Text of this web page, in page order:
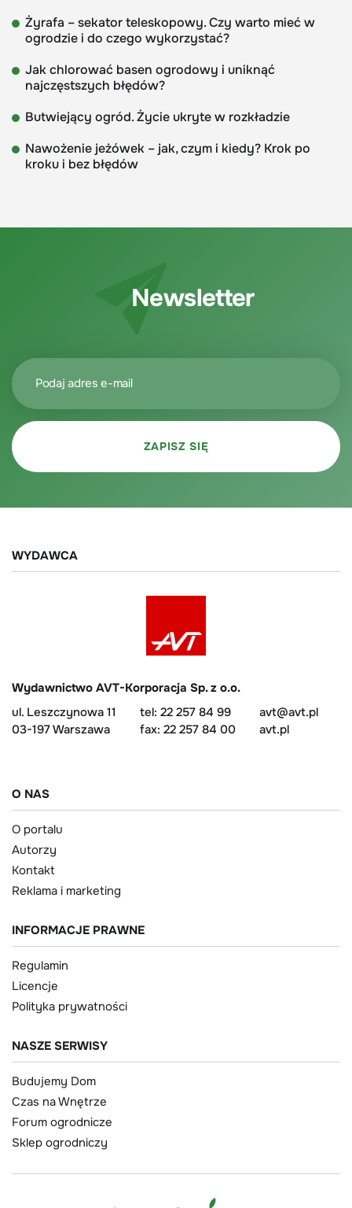
Żyrafa – sekator teleskopowy. Czy warto mieć w
ogrodzie i do czego wykorzystać?
Jak chlorować basen ogrodowy i uniknąć
najczęstszych błędów?
Butwiejący ogród. Życie ukryte w rozkładzie
Nawożenie jeżówek – jak, czym i kiedy? Krok po
kroku i bez błędów
Newsletter
WYDAWCA
Wydawnictwo AVT-Korporacja Sp. z o.o.
ul. Leszczynowa 11
03-197 Warszawa
tel: 22 257 84 99
fax: 22 257 84 00
avt@avt.pl
avt.pl
O NAS
O portalu
Autorzy
Kontakt
Reklama i marketing
INFORMACJE PRAWNE
Regulamin
Licencje
Polityka prywatności
NASZE SERWISY
Budujemy Dom
Czas na Wnętrze
Forum ogrodnicze
Sklep ogrodniczy